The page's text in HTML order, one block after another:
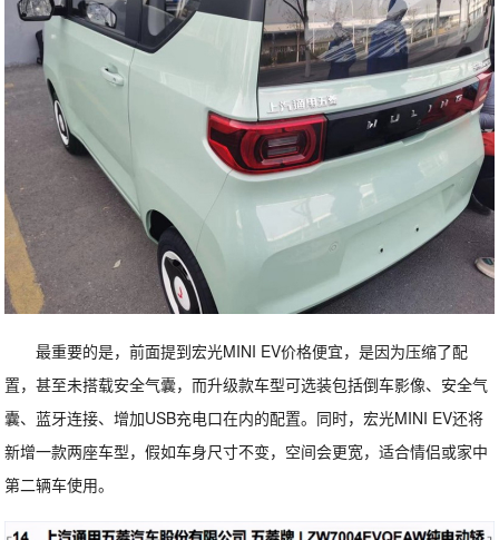
最重要的是，前面提到宏光MINI EV价格便宜，是因为压缩了配
置，甚至未搭载安全气囊，而升级款车型可选装包括倒车影像、安全气
囊、蓝牙连接、增加USB充电口在内的配置。同时，宏光MINI EV还将
新增一款两座车型，假如车身尺寸不变，空间会更宽，适合情侣或家中
第二辆车使用。